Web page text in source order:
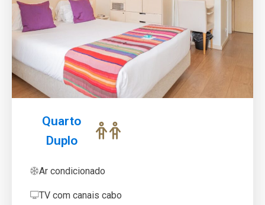
Quarto
Duplo
Ar condicionado
TV com canais cabo